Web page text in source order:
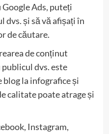
Ads, puteți
dvs. și să vă afișați în
de căutare.
de conținut
dvs. este
blog la infografice și
calitate poate atrage și
Instagram,